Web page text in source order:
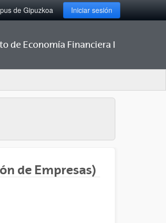
de Gipuzkoa Iniciar sesión
de Economía Financiera I
de Empresas)